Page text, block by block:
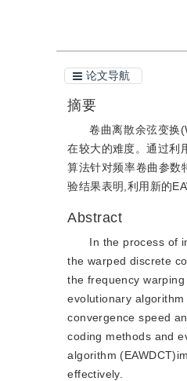
论文导航
摘要
卷曲离散余弦变换
在较大的难度。通过利
算法针对频率卷曲参数
验结果表明,利用新的
Abstract
In the process of
the warped discrete
the frequency
evolutionary
convergence speed
coding methods and
algorithm
effectively.